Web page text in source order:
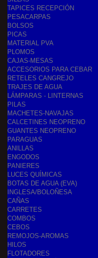
TAPICES RECEPCIÓN
PESACARPAS
BOLSOS
PICAS
MATERIAL PVA
PLOMOS
CAJAS-MESAS
ACCESORIOS PARA CEBAR
RETELES CANGREJO
TRAJES DE AGUA
LÁMPARAS - LINTERNAS
PILAS
MACHETES-NAVAJAS
CALCETINES NEOPRENO
GUANTES NEOPRENO
PARAGUAS
ANILLAS
ENGODOS
PANIERES
LUCES QUÍMICAS
BOTAS DE AGUA (EVA)
INGLESA/BOLOÑESA
CAÑAS
CARRETES
COMBOS
CEBOS
REMOJOS-AROMAS
HILOS
FLOTADORES